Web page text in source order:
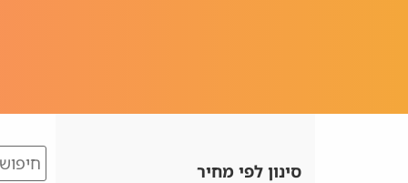
סינון לפי מחיר